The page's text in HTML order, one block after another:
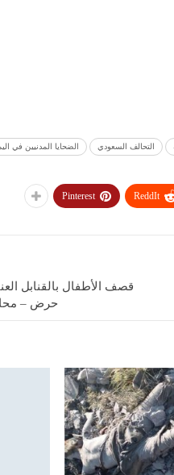
التحالف السعودي الضحايا المدنيين في
ReddIt
Pinterest
قصف الأطفال بالقنابل
حرض – محافظة